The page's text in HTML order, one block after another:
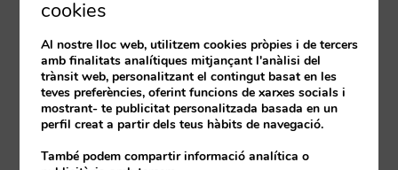
Gestió
cookies
Al nostre lloc web, utilitzem cookies pròpies i de tercers
amb finalitats analítiques mitjançant l'anàlisi del
trànsit web, personalitzant el contingut basat en les
teves preferències, oferint funcions de xarxes socials i
mostrant- te publicitat personalitzada basada en un
perfil creat a partir dels teus hàbits de navegació.
També podem compartir informació analítica o